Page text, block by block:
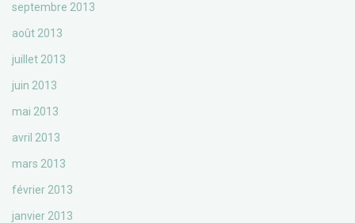
septembre 2013
août 2013
juillet 2013
juin 2013
mai 2013
avril 2013
mars 2013
février 2013
janvier 2013